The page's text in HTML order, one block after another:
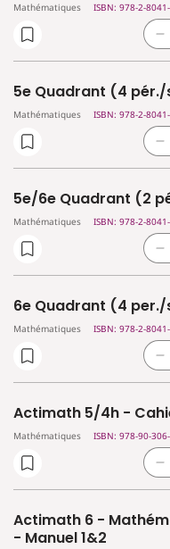
(2
-
Mathématiques ISBN: 978-2-
-
5e Quadrant (4
Mathématiques ISBN: 978-2-
-
5e/6e Quadrant (2
Mathématiques ISBN: 978-2-
-
6e Quadrant (4
Mathématiques ISBN: 978-2-
-
Actimath 5/4h -
Mathématiques ISBN: 978-90-
Actimath 6 -
- Manuel 1&2